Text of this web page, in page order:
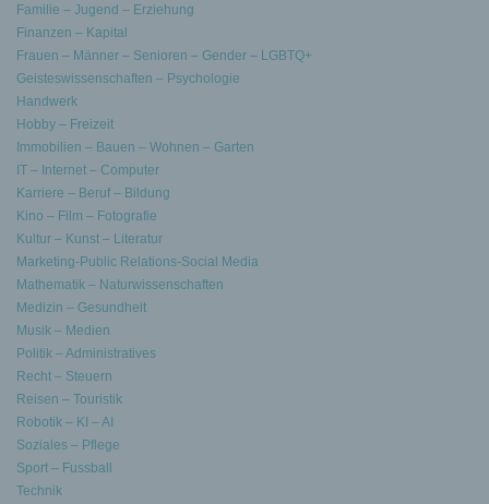
Familie – Jugend – Erziehung
Finanzen – Kapital
Frauen – Männer – Senioren – Gender – LGBTQ+
Geisteswissenschaften – Psychologie
Handwerk
Hobby – Freizeit
Immobilien – Bauen – Wohnen – Garten
IT – Internet – Computer
Karriere – Beruf – Bildung
Kino – Film – Fotografie
Kultur – Kunst – Literatur
Marketing-Public Relations-Social Media
Mathematik – Naturwissenschaften
Medizin – Gesundheit
Musik – Medien
Politik – Administratives
Recht – Steuern
Reisen – Touristik
Robotik – KI – AI
Soziales – Pflege
Sport – Fussball
Technik